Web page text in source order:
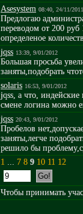
Asesystem 08:40, 24/11/2011
Предлогаю
переводом от 200 руб
определеное
jqss 13:39, 9/01/2012
Большая просьба
заняты,подобрать
solaris 16:53, 9/01/2012
jqss, а что,
смене логина можно
jqss 20:43, 9/01/2012
Пробелов
заняты,легче
решило бы
1 ... 7 8 9 10 11 12
Чтобы принимать